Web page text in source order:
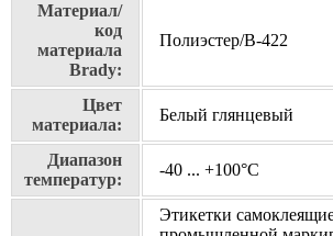
Материал/
код
материала
Brady:
Полиэстер/В-422
Цвет
материала:
Белый глянцевый
Диапазон
температур:
-40 ... +100°С
Этикетки